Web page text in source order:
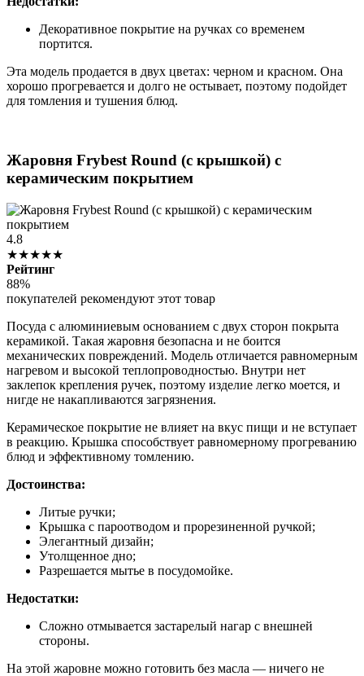
Декоративное покрытие на ручках со временем
портится.
Эта модель продается в двух цветах: черном и красном. Она
хорошо прогревается и долго не остывает, поэтому подойдет
для томления и тушения блюд.
Жаровня Frybest Round (с крышкой) с
керамическим покрытием
4.8
★★★★★
Рейтинг
88%
покупателей рекомендуют этот товар
Посуда с алюминиевым основанием с двух сторон покрыта
керамикой. Такая жаровня безопасна и не боится
механических повреждений. Модель отличается равномерным
нагревом и высокой теплопроводностью. Внутри нет
заклепок крепления ручек, поэтому изделие легко моется, и
нигде не накапливаются загрязнения.
Керамическое покрытие не влияет на вкус пищи и не вступает
в реакцию. Крышка способствует равномерному прогреванию
блюд и эффективному томлению.
Достоинства:
Литые ручки;
Крышка с пароотводом и прорезиненной ручкой;
Элегантный дизайн;
Утолщенное дно;
Разрешается мытье в посудомойке.
Недостатки:
Сложно отмывается застарелый нагар с внешней
стороны.
На этой жаровне можно готовить без масла — ничего не